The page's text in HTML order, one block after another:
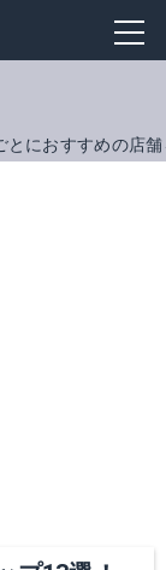
におすすめの店